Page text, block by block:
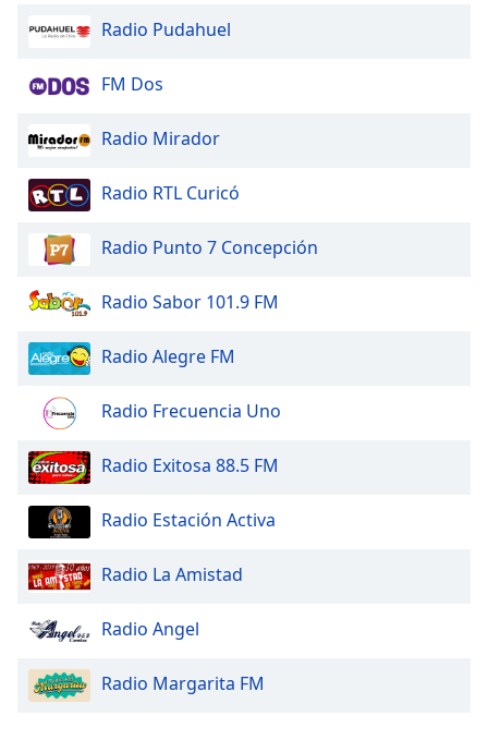
Radio Pudahuel
FM Dos
Radio Mirador
Radio RTL Curicó
Radio Punto 7 Concepción
Radio Sabor 101.9 FM
Radio Alegre FM
Radio Frecuencia Uno
Radio Exitosa 88.5 FM
Radio Estación Activa
Radio La Amistad
Radio Angel
Radio Margarita FM